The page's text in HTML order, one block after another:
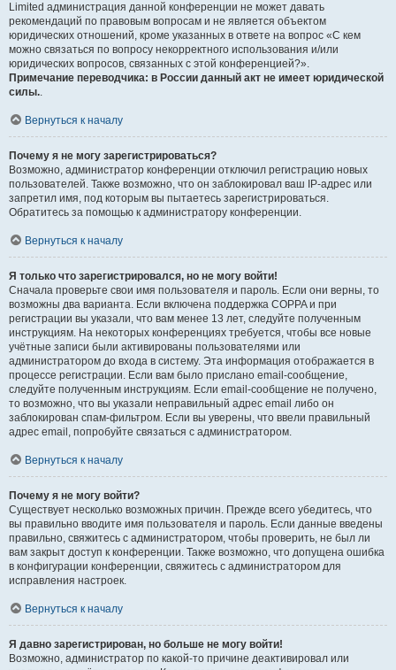
Limited администрация данной конференции не может давать
рекомендаций по правовым вопросам и не является объектом
юридических отношений, кроме указанных в ответе на вопрос «С кем
можно связаться по вопросу некорректного использования и/или
юридических вопросов, связанных с этой конференцией?».
Примечание переводчика: в России данный акт не имеет юридической
силы..
Вернуться к началу
Почему я не могу зарегистрироваться?
Возможно, администратор конференции отключил регистрацию новых
пользователей. Также возможно, что он заблокировал ваш IP-адрес или
запретил имя, под которым вы пытаетесь зарегистрироваться.
Обратитесь за помощью к администратору конференции.
Вернуться к началу
Я только что зарегистрировался, но не могу войти!
Сначала проверьте свои имя пользователя и пароль. Если они верны, то
возможны два варианта. Если включена поддержка COPPA и при
регистрации вы указали, что вам менее 13 лет, следуйте полученным
инструкциям. На некоторых конференциях требуется, чтобы все новые
учётные записи были активированы пользователями или
администратором до входа в систему. Эта информация отображается в
процессе регистрации. Если вам было прислано email-сообщение,
следуйте полученным инструкциям. Если email-сообщение не получено,
то возможно, что вы указали неправильный адрес email либо он
заблокирован спам-фильтром. Если вы уверены, что ввели правильный
адрес email, попробуйте связаться с администратором.
Вернуться к началу
Почему я не могу войти?
Существует несколько возможных причин. Прежде всего убедитесь, что
вы правильно вводите имя пользователя и пароль. Если данные введены
правильно, свяжитесь с администратором, чтобы проверить, не был ли
вам закрыт доступ к конференции. Также возможно, что допущена ошибка
в конфигурации конференции, свяжитесь с администратором для
исправления настроек.
Вернуться к началу
Я давно зарегистрирован, но больше не могу войти!
Возможно, администратор по какой-то причине деактивировал или